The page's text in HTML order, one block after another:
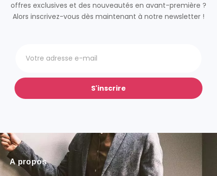
offres exclusives et des nouveautés en avant-première ?
Alors inscrivez-vous dès maintenant à notre newsletter !
S'inscrire
A propos